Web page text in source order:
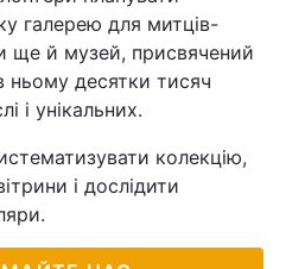
галерею для митців-
ще й музей, присвячений
ньому десятки тисяч
і унікальних.
колекцію,
і дослідити